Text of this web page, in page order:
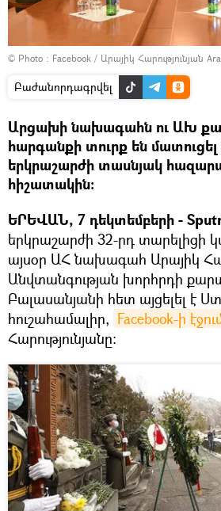
© Photo : Facebook / Արայիկ Հարությունյան
Բաժանորդագրվել
Արցախի նախագահն ու ԱԽ
հարգանքի տուրք են
երկրաշարժի տասնյակ
հիշատակին։
ԵՐԵՎԱՆ, 7 դեկտեմբերի -
երկրաշարժի 32-րդ տարելիցի
այսօր ԱՀ նախագահ Արայիկ
Անվտանգության խորհրդի
Բալասանյանի հետ այցելել է
հուշահամալիր, Facebook-ի
Հարությունյանը։